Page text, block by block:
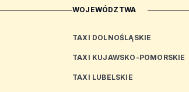
WOJEWÓDZTWA
TAXI DOLNOŚLĄSKIE
TAXI KUJAWSKO-POMORSKIE
TAXI LUBELSKIE